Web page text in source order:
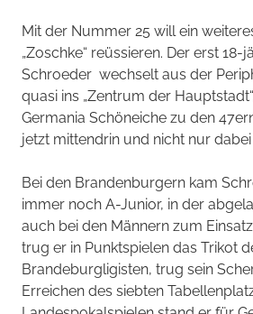
Mit der Nummer 25 will ein
„Zoschke“ reüssieren. Der erst 18-
Schroeder wechselt aus der
quasi ins „Zentrum der
Germania Schöneiche zu den
jetzt mittendrin und nicht nur dabei
Bei den Brandenburgern kam
immer noch A-Junior, in der
auch bei den Männern zum
trug er in Punktspielen das Trikot
Brandeburgligisten, trug sein
Erreichen des siebten